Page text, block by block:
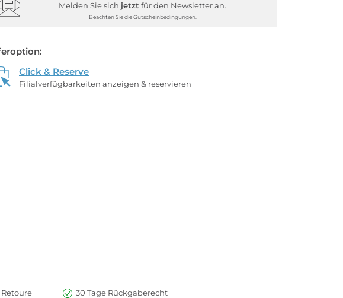
Melden Sie sich jetzt für den Newsletter an.
Beachten Sie die Gutscheinbedingungen.
Click & Reserve
Filialverfügbarkeiten anzeigen & reservieren
30 Tage Rückgaberecht